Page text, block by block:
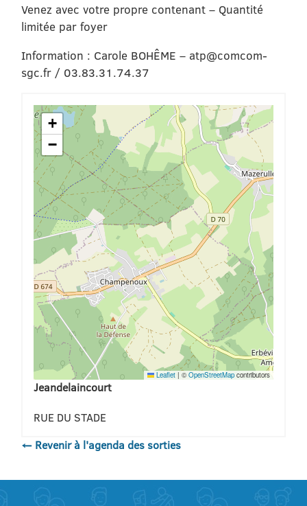
Venez avec votre propre contenant – Quantité
limitée par foyer
Information : Carole BOHÊME – atp@comcom-
sgc.fr / 03.83.31.74.37
+
−
Leaflet | ©OpenStreetMap contributors
Jeandelaincourt
RUE DU STADE
← Revenir à l'agenda des sorties